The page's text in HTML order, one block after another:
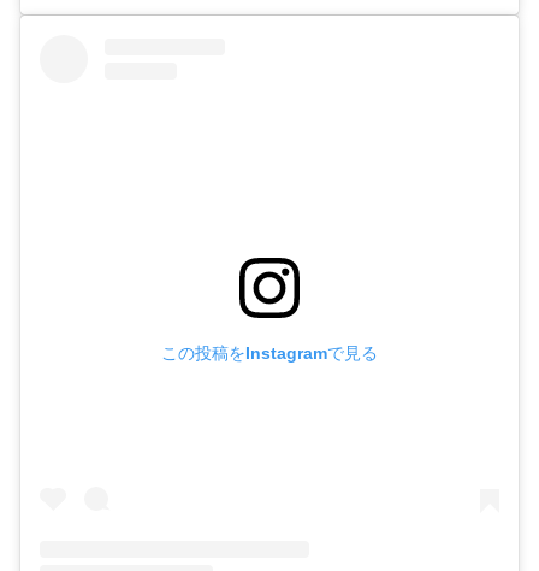
この投稿をInstagramで見る